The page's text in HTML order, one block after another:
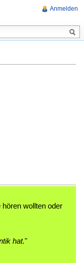
wollten oder
hat."
Anmelden